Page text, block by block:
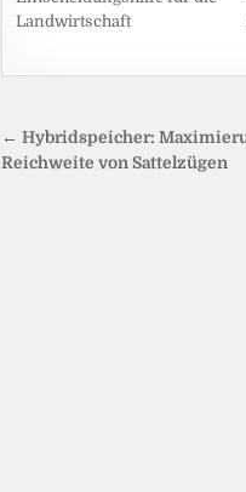
Landwirtschaft
← Hybridspeicher:
Reichweite von Sattelzügen